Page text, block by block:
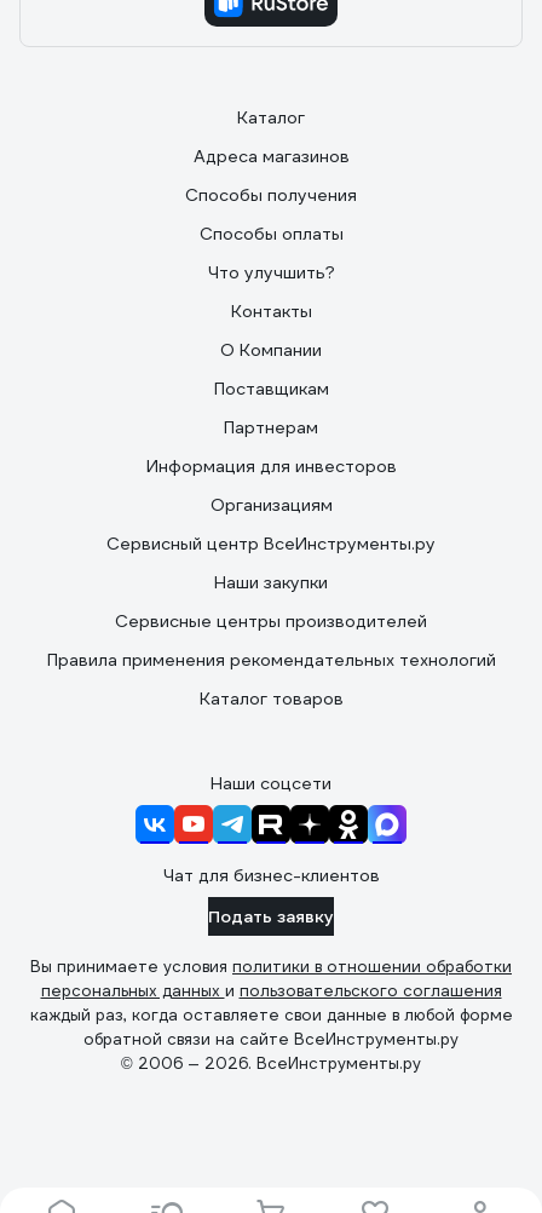
Каталог
Адреса магазинов
Способы получения
Способы оплаты
Что улучшить?
Контакты
О Компании
Поставщикам
Партнерам
Информация для инвесторов
Организациям
Сервисный центр ВсеИнструменты.ру
Наши закупки
Сервисные центры производителей
Правила применения рекомендательных технологий
Каталог товаров
Наши соцсети
Чат для бизнес-клиентов
Подать заявку
Вы принимаете условия политики в отношении обработки
персональных данных и пользовательского соглашения
каждый раз, когда оставляете свои данные в любой форме
обратной связи на сайте ВсеИнструменты.ру
© 2006 — 2026. ВсеИнструменты.ру